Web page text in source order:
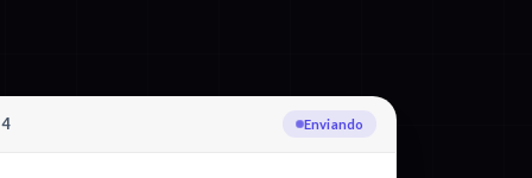
Transcrevendo Espanhol